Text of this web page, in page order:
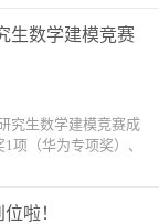
生数学建模竞赛
究生数学建模竞赛成
项（华为专项奖）、
啦！